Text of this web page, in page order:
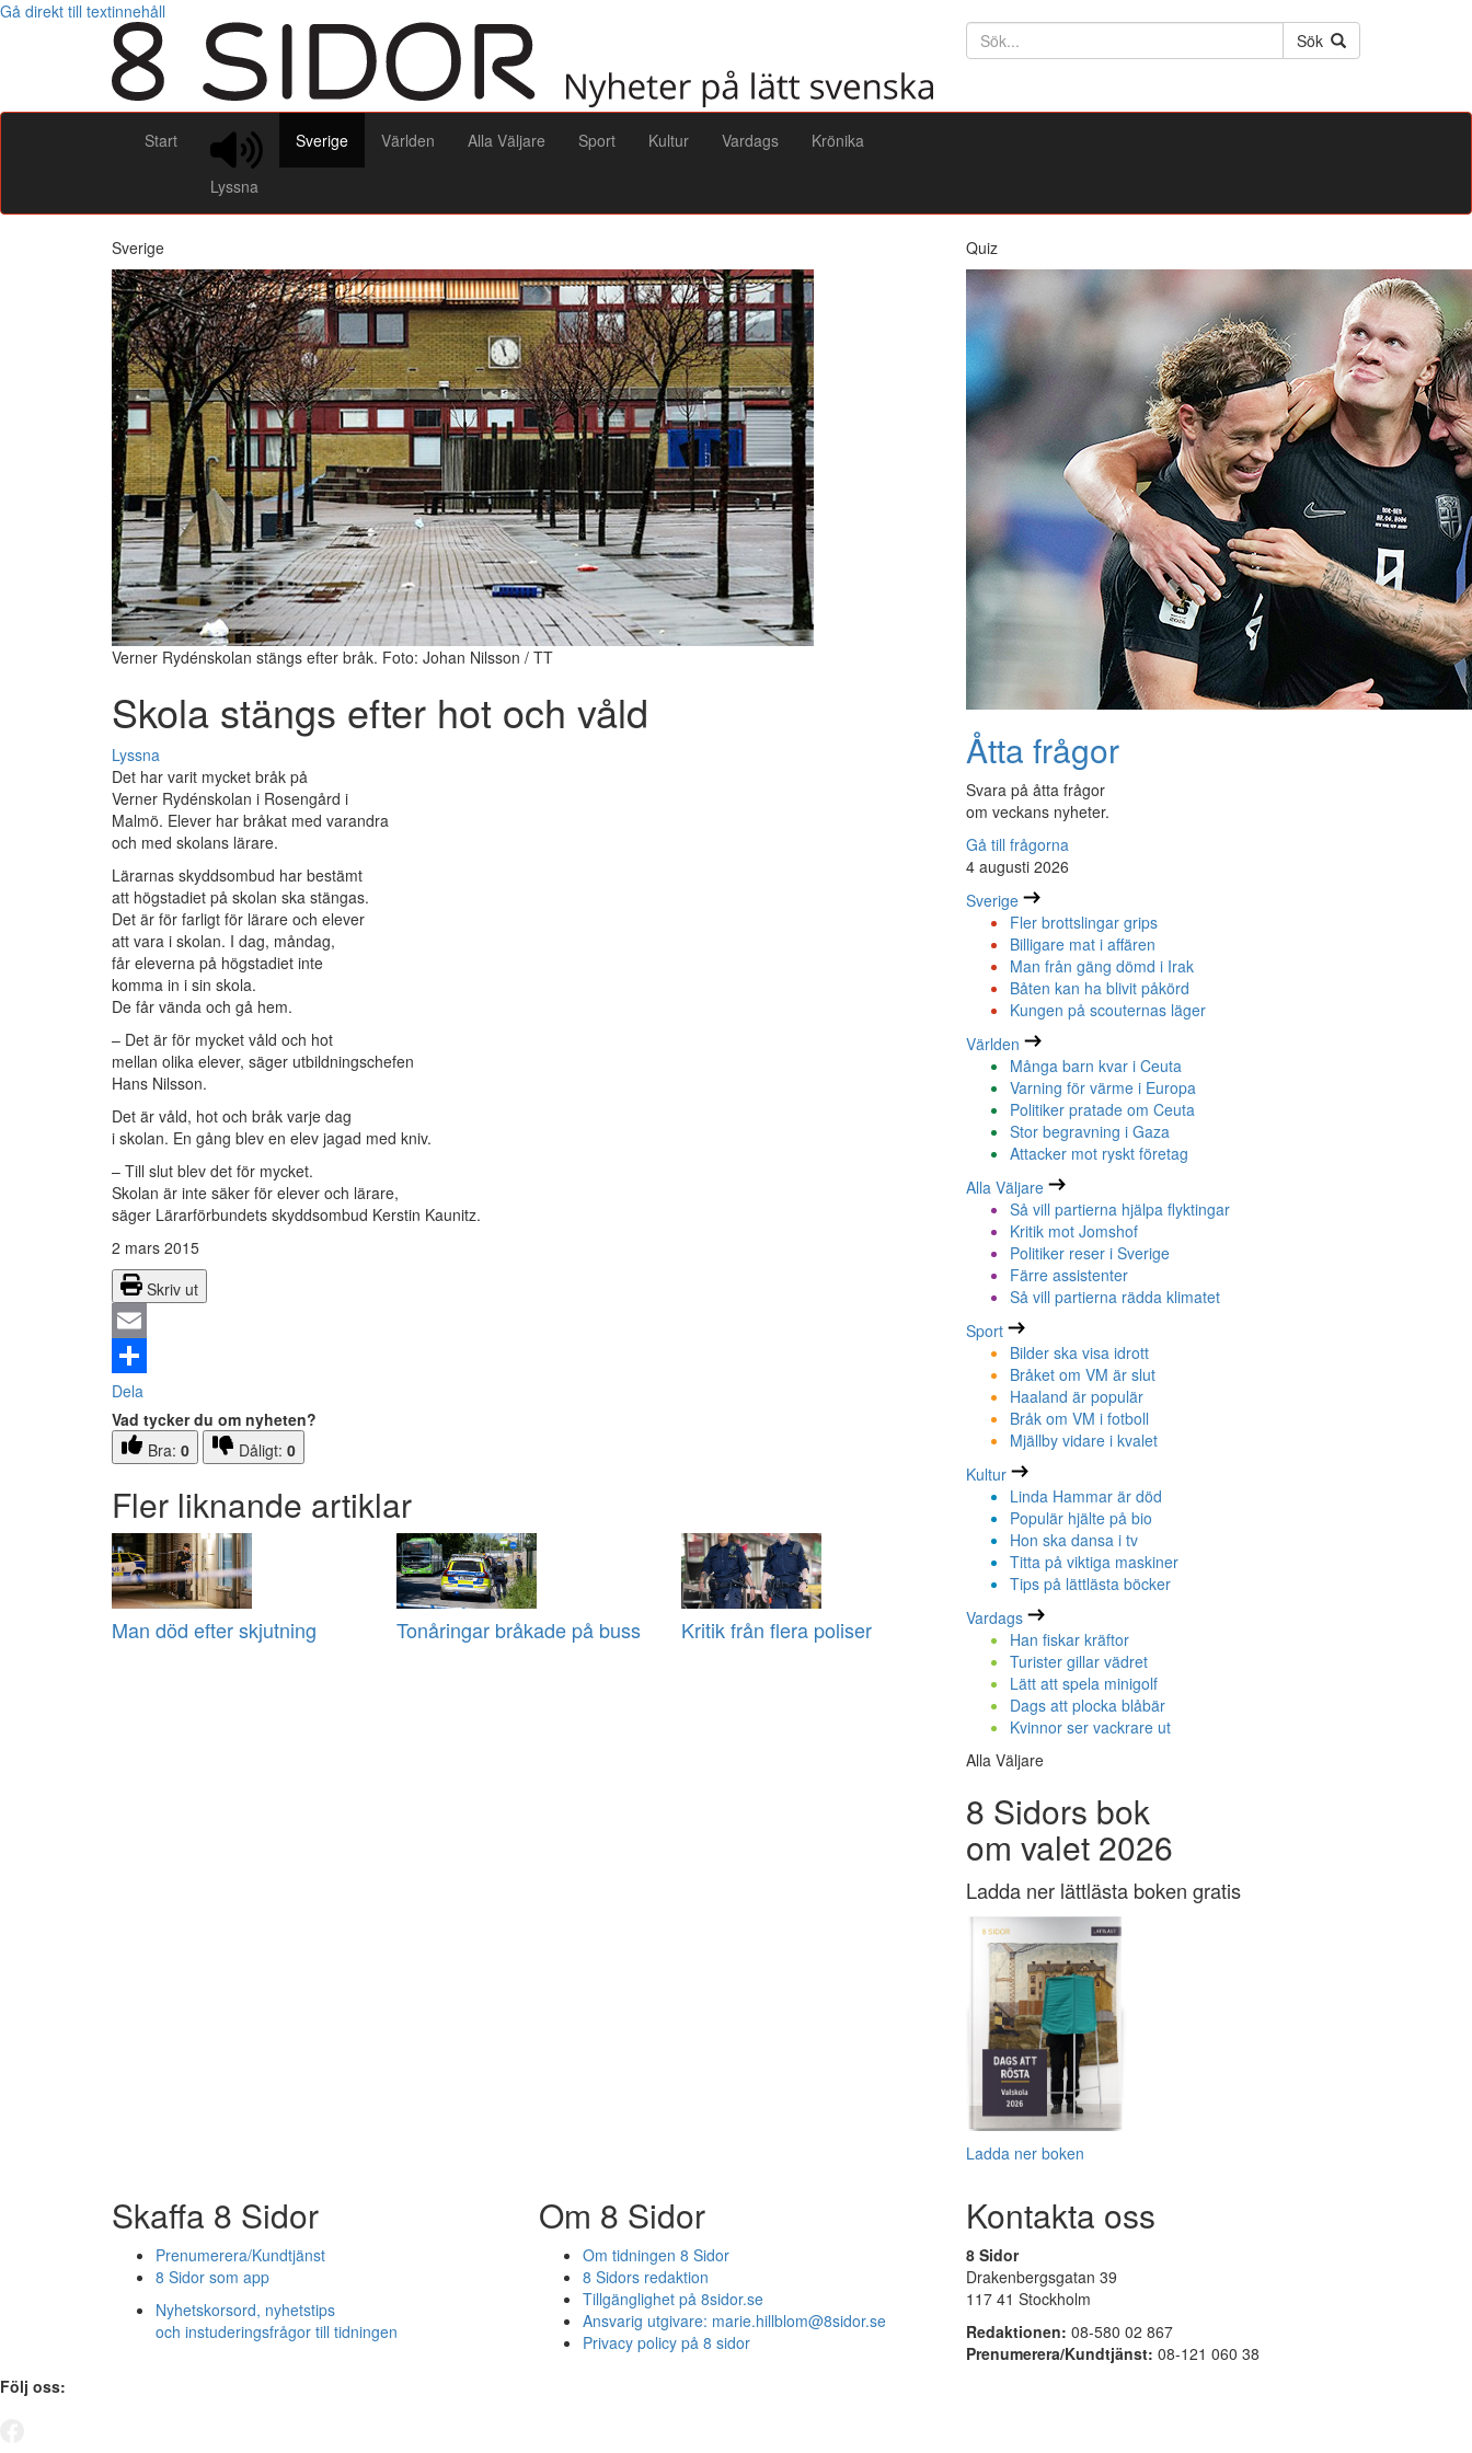
Gå direkt till textinnehåll
Söktext
Sök
Start
Lyssna
Sverige Världen Alla Väljare Sport Kultur Vardags Krönika
Sverige
Verner Rydénskolan stängs efter bråk. Foto: Johan Nilsson / TT
Skola stängs efter hot och våld
Lyssna
Det har varit mycket bråk på
Verner Rydénskolan i Rosengård i
Malmö. Elever har bråkat med varandra
och med skolans lärare.
Lärarnas skyddsombud har bestämt
att högstadiet på skolan ska stängas.
Det är för farligt för lärare och elever
att vara i skolan. I dag, måndag,
får eleverna på högstadiet inte
komma in i sin skola.
De får vända och gå hem.
– Det är för mycket våld och hot
mellan olika elever, säger utbildningschefen
Hans Nilsson.
Det är våld, hot och bråk varje dag
i skolan. En gång blev en elev jagad med kniv.
– Till slut blev det för mycket.
Skolan är inte säker för elever och lärare,
säger Lärarförbundets skyddsombud Kerstin Kaunitz.
2 mars 2015
Skriv ut
Email
Dela
Vad tycker du om nyheten?
Bra: 0 Dåligt: 0
Fler liknande artiklar
Man död efter skjutning Tonåringar bråkade på buss Kritik från flera poliser
Quiz
Åtta frågor
Svara på åtta frågor
om veckans nyheter.
Gå till frågorna
4 augusti 2026
Sverige
Fler brottslingar grips
Billigare mat i affären
Man från gäng dömd i Irak
Båten kan ha blivit påkörd
Kungen på scouternas läger
Världen
Många barn kvar i Ceuta
Varning för värme i Europa
Politiker pratade om Ceuta
Stor begravning i Gaza
Attacker mot ryskt företag
Alla Väljare
Så vill partierna hjälpa flyktingar
Kritik mot Jomshof
Politiker reser i Sverige
Färre assistenter
Så vill partierna rädda klimatet
Sport
Bilder ska visa idrott
Bråket om VM är slut
Haaland är populär
Bråk om VM i fotboll
Mjällby vidare i kvalet
Kultur
Linda Hammar är död
Populär hjälte på bio
Hon ska dansa i tv
Titta på viktiga maskiner
Tips på lättlästa böcker
Vardags
Han fiskar kräftor
Turister gillar vädret
Lätt att spela minigolf
Dags att plocka blåbär
Kvinnor ser vackrare ut
Alla Väljare
8 Sidors bok
om valet 2026
Ladda ner lättlästa boken gratis
Ladda ner boken
Skaffa 8 Sidor
Prenumerera/Kundtjänst
8 Sidor som app
Nyhetskorsord, nyhetstips
och instuderingsfrågor till tidningen
Om 8 Sidor
Om tidningen 8 Sidor
8 Sidors redaktion
Tillgänglighet på 8sidor.se
Ansvarig utgivare: marie.hillblom@8sidor.se
Privacy policy på 8 sidor
Kontakta oss
8 Sidor
Drakenbergsgatan 39
117 41 Stockholm
Redaktionen: 08-580 02 867
Prenumerera/Kundtjänst: 08-121 060 38
Följ oss: